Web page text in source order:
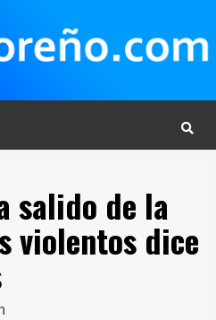
salido de la
violentos dice